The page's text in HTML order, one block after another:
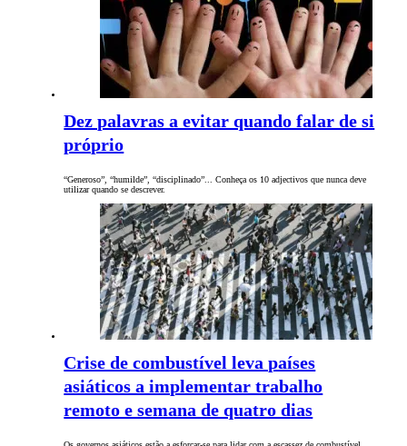
Dez palavras a evitar quando falar de si
próprio
“Generoso”, “humilde”, “disciplinado”... Conheça os 10 adjectivos que nunca deve
utilizar quando se descrever.
Crise de combustível leva países
asiáticos a implementar trabalho
remoto e semana de quatro dias